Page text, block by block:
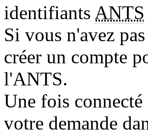
identifiants ANTS
Si vous n'avez
créer un compte
l'ANTS.
Une fois
votre demande